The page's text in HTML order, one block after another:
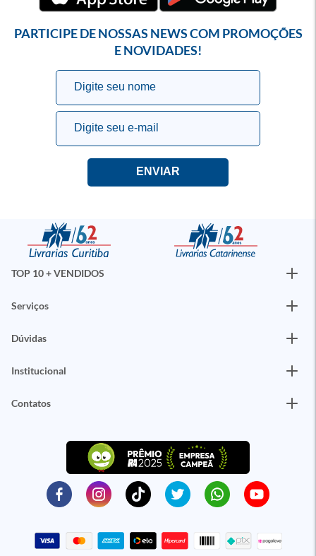
PARTICIPE DE NOSSAS NEWS COM PROMOÇÕES
E NOVIDADES!
TOP 10 + VENDIDOS
Serviços
Dúvidas
Institucional
Contatos